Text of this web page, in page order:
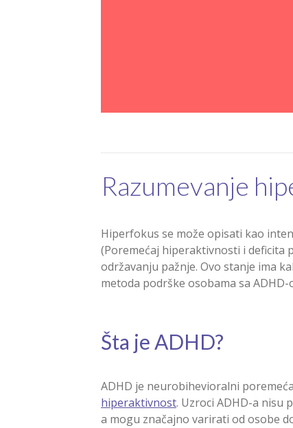
Razumevanje
Hiperfokus se može opisati kao
(Poremećaj hiperaktivnosti i deficita
održavanju pažnje. Ovo stanje ima
metoda podrške osobama sa ADHD-
Šta je ADHD?
ADHD je neurobihevioralni
hiperaktivnost. Uzroci ADHD-a nisu
a mogu značajno varirati od osobe